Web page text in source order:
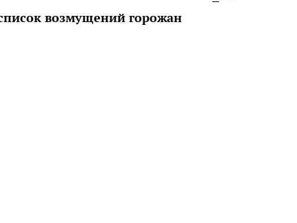
возмущений горожан